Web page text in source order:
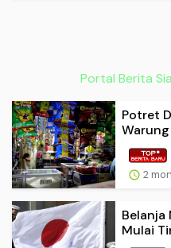
Portal Berita
Potret
Warung
2
Belanja
Mulai